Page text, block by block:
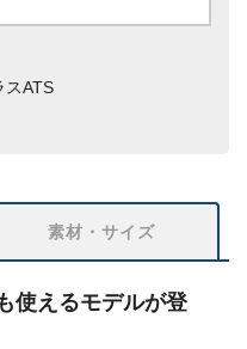
スATS
素材・サイズ
使えるモデルが登